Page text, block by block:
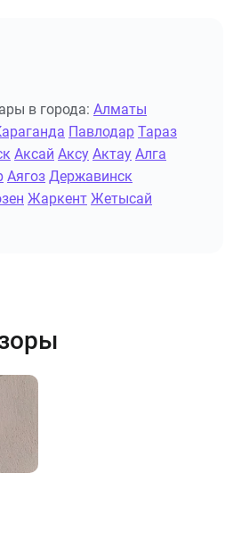
в города: Алматы
Павлодар Тараз
Аксай Аксу Актау Алга
Аягоз Державинск
Жаркент Жетысай